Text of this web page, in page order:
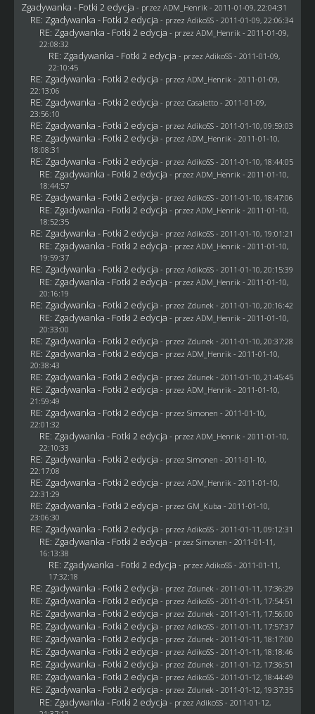
Zgadywanka - Fotki 2 edycja - przez ADM_Henrik- 2011-01-09, 22:04:31
RE: Zgadywanka - Fotki 2 edycja - przez AdikoSS - 2011-01-09, 22:06:34
RE: Zgadywanka - Fotki 2 edycja - przez ADM_Henrik- 2011-01-09,
22:08:32
RE: Zgadywanka - Fotki 2 edycja - przez AdikoSS - 2011-01-09,
22:10:45
RE: Zgadywanka - Fotki 2 edycja - przez ADM_Henrik- 2011-01-09,
22:13:06
RE: Zgadywanka - Fotki 2 edycja - przez Casaletto- 2011-01-09,
23:56:10
RE: Zgadywanka - Fotki 2 edycja - przez AdikoSS - 2011-01-10, 09:59:03
RE: Zgadywanka - Fotki 2 edycja - przez ADM_Henrik- 2011-01-10,
18:08:31
RE: Zgadywanka - Fotki 2 edycja - przez AdikoSS - 2011-01-10, 18:44:05
RE: Zgadywanka - Fotki 2 edycja - przez ADM_Henrik- 2011-01-10,
18:44:57
RE: Zgadywanka - Fotki 2 edycja - przez AdikoSS - 2011-01-10, 18:47:06
RE: Zgadywanka - Fotki 2 edycja - przez ADM_Henrik- 2011-01-10,
18:52:35
RE: Zgadywanka - Fotki 2 edycja - przez AdikoSS - 2011-01-10, 19:01:21
RE: Zgadywanka - Fotki 2 edycja - przez ADM_Henrik- 2011-01-10,
19:59:37
RE: Zgadywanka - Fotki 2 edycja - przez AdikoSS - 2011-01-10, 20:15:39
RE: Zgadywanka - Fotki 2 edycja - przez ADM_Henrik- 2011-01-10,
20:16:19
RE: Zgadywanka - Fotki 2 edycja - przez Zdunek- 2011-01-10, 20:16:42
RE: Zgadywanka - Fotki 2 edycja - przez ADM_Henrik- 2011-01-10,
20:33:00
RE: Zgadywanka - Fotki 2 edycja - przez Zdunek- 2011-01-10, 20:37:28
RE: Zgadywanka - Fotki 2 edycja - przez ADM_Henrik- 2011-01-10,
20:38:43
RE: Zgadywanka - Fotki 2 edycja - przez Zdunek- 2011-01-10, 21:45:45
RE: Zgadywanka - Fotki 2 edycja - przez ADM_Henrik- 2011-01-10,
21:59:49
RE: Zgadywanka - Fotki 2 edycja - przez Simonen - 2011-01-10,
22:01:32
RE: Zgadywanka - Fotki 2 edycja - przez ADM_Henrik- 2011-01-10,
22:10:33
RE: Zgadywanka - Fotki 2 edycja - przez Simonen - 2011-01-10,
22:17:08
RE: Zgadywanka - Fotki 2 edycja - przez ADM_Henrik- 2011-01-10,
22:31:29
RE: Zgadywanka - Fotki 2 edycja - przez GM_Kuba - 2011-01-10,
23:06:30
RE: Zgadywanka - Fotki 2 edycja - przez AdikoSS - 2011-01-11, 09:12:31
RE: Zgadywanka - Fotki 2 edycja - przez Simonen - 2011-01-11,
16:13:38
RE: Zgadywanka - Fotki 2 edycja - przez AdikoSS - 2011-01-11,
17:32:18
RE: Zgadywanka - Fotki 2 edycja - przez Zdunek- 2011-01-11, 17:36:29
RE: Zgadywanka - Fotki 2 edycja - przez AdikoSS - 2011-01-11, 17:54:51
RE: Zgadywanka - Fotki 2 edycja - przez Zdunek- 2011-01-11, 17:56:00
RE: Zgadywanka - Fotki 2 edycja - przez AdikoSS - 2011-01-11, 17:57:37
RE: Zgadywanka - Fotki 2 edycja - przez Zdunek- 2011-01-11, 18:17:00
RE: Zgadywanka - Fotki 2 edycja - przez AdikoSS - 2011-01-11, 18:18:46
RE: Zgadywanka - Fotki 2 edycja - przez Zdunek- 2011-01-12, 17:36:51
RE: Zgadywanka - Fotki 2 edycja - przez AdikoSS - 2011-01-12, 18:44:49
RE: Zgadywanka - Fotki 2 edycja - przez Zdunek- 2011-01-12, 19:37:35
RE: Zgadywanka - Fotki 2 edycja - przez AdikoSS - 2011-01-12,